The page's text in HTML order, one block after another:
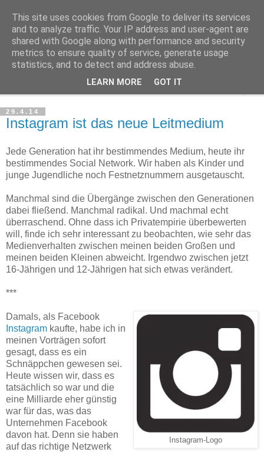
Haltungsturnen
Niveau sieht nur von unten aus wie Arroganz.
29.4.14
Instagram ist das neue Leitmedium
Jede Generation hat ihr bestimmendes Medium, heute ihr
bestimmendes Social Network. Wir haben als Kinder und
junge Jugendliche noch Festnetznummern ausgetauscht.
Manchmal sind die Übergänge zwischen den Generationen
dabei fließend. Manchmal radikal. Und machmal echt
überraschend. Ohne dass ich Privatempirie überbewerten
will, finde ich sehr interessant zu beobachten, wie sehr das
Medienverhalten zwischen meinen beiden Großen und
meinen beiden Kleinen abweicht. Irgendwo zwischen jetzt
16-Jährigen und 12-Jährigen hat sich etwas verändert.
***
Instagram-Logo
Damals, als Facebook
Instagram kaufte, habe ich in
meinen Vorträgen sofort
gesagt, dass es ein
Schnäppchen gewesen sei.
Heute wissen wir, dass es
tatsächlich so war und die
eine Milliarde eher günstig
war für das, was das
Unternehmen Facebook
davon hat. Denn sie haben
auf das richtige Netzwerk
This site uses cookies from Google to deliver its services
and to analyze traffic. Your IP address and user-agent are
shared with Google along with performance and security
metrics to ensure quality of service, generate usage
statistics, and to detect and address abuse.
LEARN MORE GOT IT